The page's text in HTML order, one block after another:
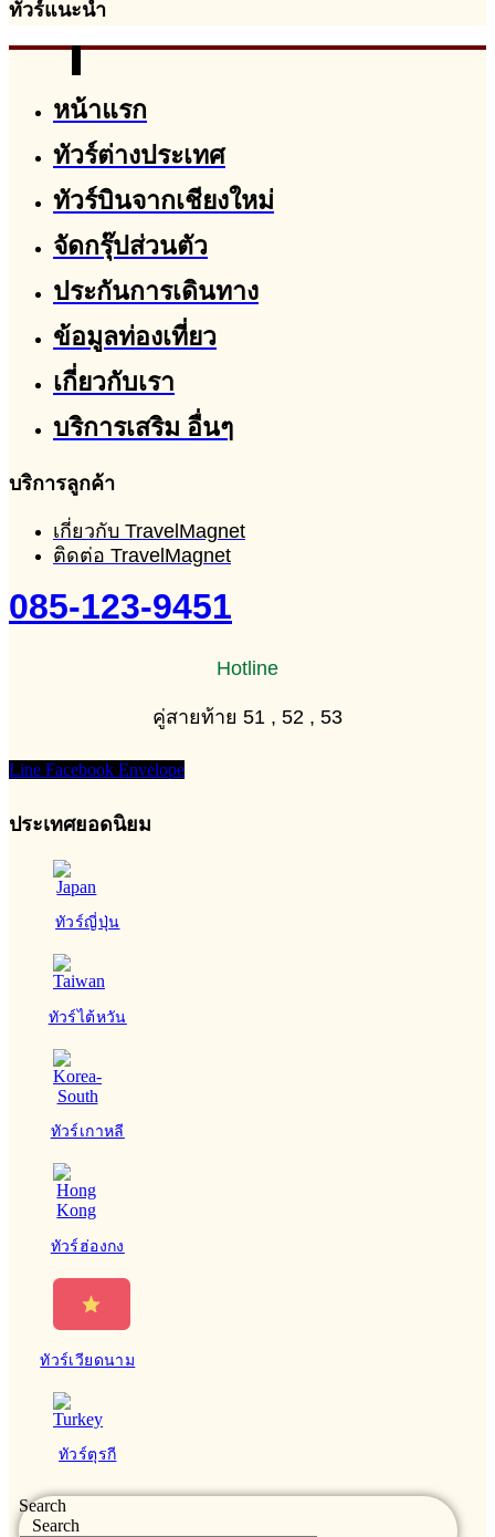
ทัวร์แนะนำ
หน้าแรก
ทัวร์ต่างประเทศ
ทัวร์บินจากเชียงใหม่
จัดกรุ๊ปส่วนตัว
ประกันการเดินทาง
ข้อมูลท่องเที่ยว
เกี่ยวกับเรา
บริการเสริม อื่นๆ
บริการลูกค้า
เกี่ยวกับ TravelMagnet
ติดต่อ TravelMagnet
085-123-9451
Hotline
คู่สายท้าย 51 , 52 , 53
Line Facebook Envelope
ประเทศยอดนิยม
ทัวร์ญี่ปุ่น
ทัวร์ไต้หวัน
ทัวร์เกาหลี
ทัวร์ฮ่องกง
ทัวร์เวียดนาม
ทัวร์ตุรกี
Search
Search